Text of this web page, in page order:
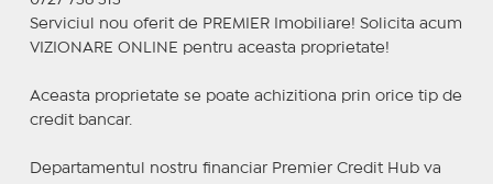
Serviciul nou oferit de PREMIER Imobiliare! Solicita acum
VIZIONARE ONLINE pentru aceasta proprietate!
Aceasta proprietate se poate achizitiona prin orice tip de
credit bancar.
Departamentul nostru financiar Premier Credit Hub va